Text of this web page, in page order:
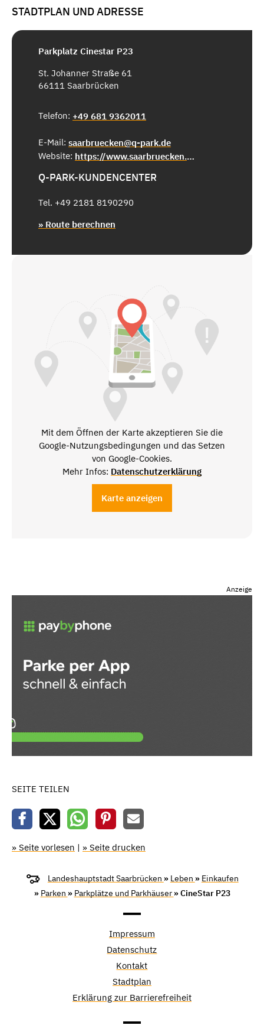
STADTPLAN UND ADRESSE
Parkplatz Cinestar P23
St. Johanner Straße 61
66111 Saarbrücken
Telefon: +49 681 9362011
E-Mail: saarbruecken@q-park.de
Website:
https://www.saarbruecken.de/cinestarp23
Q-PARK-KUNDENCENTER
Tel. +49 2181 8190290
» Route berechnen
Mit dem Öffnen der Karte akzeptieren Sie die
Google-Nutzungsbedingungen und das Setzen
von Google-Cookies.
Mehr Infos: Datenschutzerklärung
Karte anzeigen
Anzeige
SEITE TEILEN
» Seite vorlesen | » Seite drucken
Landeshauptstadt Saarbrücken » Leben » Einkaufen
» Parken » Parkplätze und Parkhäuser » CineStar P23
Impressum
Datenschutz
Kontakt
Stadtplan
Erklärung zur Barrierefreiheit